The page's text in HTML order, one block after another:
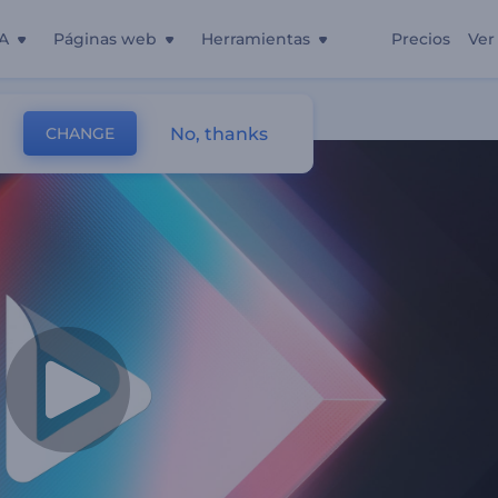
Páginas web Herramientas Precios Ver
CHANGE No, thanks